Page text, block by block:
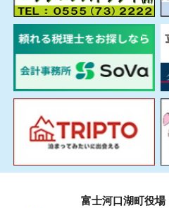
富士河口湖町役場